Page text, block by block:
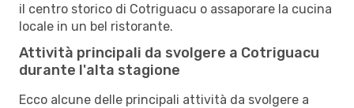
il centro storico di Cotriguacu o assaporare la cucina
locale in un bel ristorante.
Attività principali da svolgere a Cotriguacu
durante l'alta stagione
Ecco alcune delle principali attività da svolgere a